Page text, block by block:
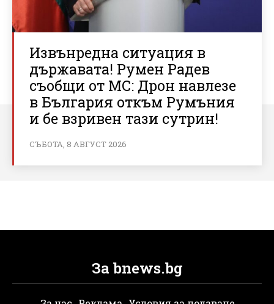
Извънредна ситуация в
държавата! Румен Радев
съобщи от МС: Дрон навлезе
в България откъм Румъния
и бе взривен тази сутрин!
СЪБОТА, 8 АВГУСТ 2026
За bnews.bg